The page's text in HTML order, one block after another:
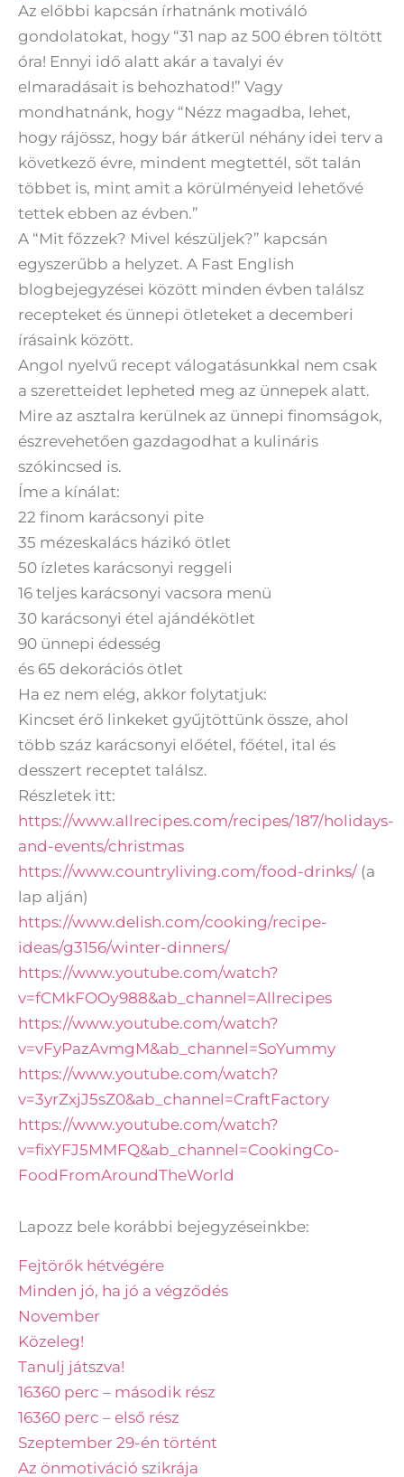
Az előbbi kapcsán írhatnánk motiváló
gondolatokat, hogy “31 nap az 500 ébren töltött
óra! Ennyi idő alatt akár a tavalyi év
elmaradásait is behozhatod!” Vagy
mondhatnánk, hogy “Nézz magadba, lehet,
hogy rájössz, hogy bár átkerül néhány idei terv a
következő évre, mindent megtettél, sőt talán
többet is, mint amit a körülményeid lehetővé
tettek ebben az évben.”
A “Mit főzzek? Mivel készüljek?” kapcsán
egyszerűbb a helyzet. A Fast English
blogbejegyzései között minden évben találsz
recepteket és ünnepi ötleteket a decemberi
írásaink között.
Angol nyelvű recept válogatásunkkal nem csak
a szeretteidet lepheted meg az ünnepek alatt.
Mire az asztalra kerülnek az ünnepi finomságok,
észrevehetően gazdagodhat a kulináris
szókincsed is.
Íme a kínálat:
22 finom karácsonyi pite
35 mézeskalács házikó ötlet
50 ízletes karácsonyi reggeli
16 teljes karácsonyi vacsora menü
30 karácsonyi étel ajándékötlet
90 ünnepi édesség
és 65 dekorációs ötlet
Ha ez nem elég, akkor folytatjuk:
Kincset érő linkeket gyűjtöttünk össze, ahol
több száz karácsonyi előétel, főétel, ital és
desszert receptet találsz.
Részletek itt:
https://www.allrecipes.com/recipes/187/holidays-
and-events/christmas
https://www.countryliving.com/food-drinks/ (a
lap alján)
https://www.delish.com/cooking/recipe-
ideas/g3156/winter-dinners/
https://www.youtube.com/watch?
v=fCMkFOOy988&ab_channel=Allrecipes
https://www.youtube.com/watch?
v=vFyPazAvmgM&ab_channel=SoYummy
https://www.youtube.com/watch?
v=3yrZxjJ5sZ0&ab_channel=CraftFactory
https://www.youtube.com/watch?
v=fixYFJ5MMFQ&ab_channel=CookingCo-
FoodFromAroundTheWorld
Lapozz bele korábbi bejegyzéseinkbe:​
Fejtörők hétvégére
Minden jó, ha jó a végződés
November
Közeleg!
Tanulj játszva!
16360 perc – második rész
16360 perc – első rész
Szeptember 29-én történt
Az önmotiváció szikrája